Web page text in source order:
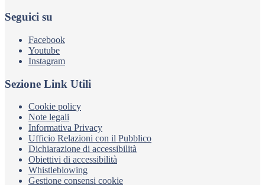
Seguici su
Facebook
Youtube
Instagram
Sezione Link Utili
Cookie policy
Note legali
Informativa Privacy
Ufficio Relazioni con il Pubblico
Dichiarazione di accessibilità
Obiettivi di accessibilità
Whistleblowing
Gestione consensi cookie